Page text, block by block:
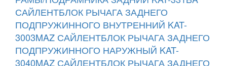
САЙЛЕНТБЛОК РЫЧАГА ЗАДНЕГО
ПОДПРУЖИННОГО ВНУТРЕННИЙ KAT-
3003MAZ САЙЛЕНТБЛОК РЫЧАГА ЗАДНЕГО
ПОДПРУЖИННОГО НАРУЖНЫЙ KAT-
3040MAZ САЙЛЕНТБЛОК РЫЧАГА ЗАДНЕГО